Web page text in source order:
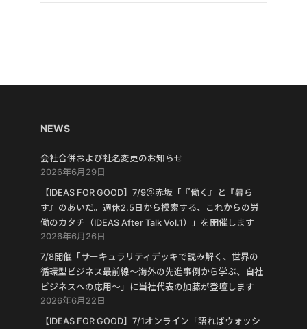
NEWS
会社合併および社名変更のお知らせ
2026年6月29日
【IDEAS FOR GOOD】7/9＠赤坂「『働く』と『暮ら
す』のあいだ。週休2.5日から模索する、これからの労
働のカタチ（IDEAS After Talk Vol.1）」を開催します
2026年6月26日
7/8開催「サーキュラリティデッキで読み解く、世界の
循環型ビジネス最前線〜海外の先進事例から学ぶ、自社
ビジネスへの応用〜」に当社代表の加藤が登壇します
2026年6月22日
【IDEAS FOR GOOD】7/1オンライン「語ればウォッシ